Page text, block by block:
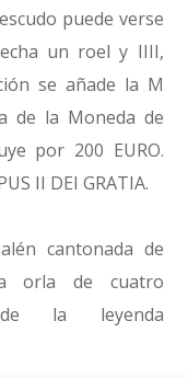
puede verse
un roel y IIII,
se añade la M
de la Moneda de
por 200 EURO.
II DEI GRATIA.
cantonada de
orla de cuatro
la leyenda